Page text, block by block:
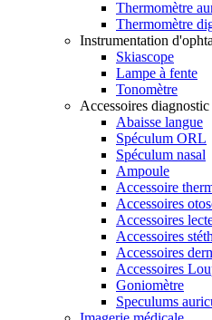
Thermomètre
Thermomètre
Instrumentation
Skiascope
Lampe à fente
Tonomètre
Accessoires diagnostic
Abaisse langue
Spéculum ORL
Spéculum nasal
Ampoule
Accessoire
Accessoires
Accessoires
Accessoires
Accessoires
Accessoires
Goniomètre
Speculums